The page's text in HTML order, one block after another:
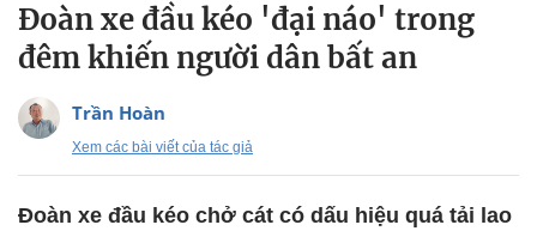
Đoàn xe đầu kéo 'đại náo' trong
đêm khiến người dân bất an
Trần Hoàn
Xem các bài viết của tác giả
Đoàn xe đầu kéo chở cát có dấu hiệu quá tải lao